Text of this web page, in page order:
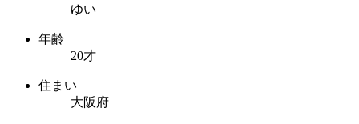
ゆい
年齢
20才
住まい
大阪府